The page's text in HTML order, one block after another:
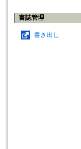
書誌管理
書き出し